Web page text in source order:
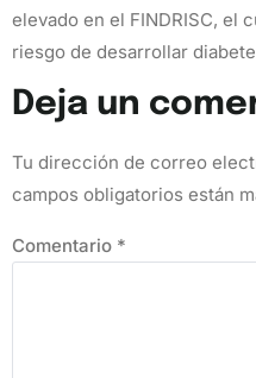
elevado en el FINDRISC, el
riesgo de desarrollar
Deja un
Tu dirección de correo
campos obligatorios están
Comentario *